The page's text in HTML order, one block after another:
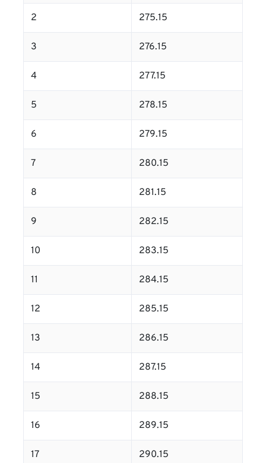
2 275.15
3 276.15
4 277.15
5 278.15
6 279.15
7 280.15
8 281.15
9 282.15
10 283.15
11 284.15
12 285.15
13 286.15
14 287.15
15 288.15
16 289.15
17 290.15